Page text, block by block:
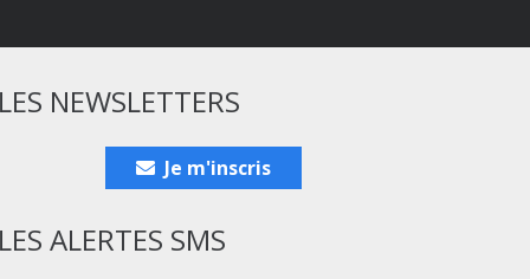
LES NEWSLETTERS
Je m'inscris
LES ALERTES SMS